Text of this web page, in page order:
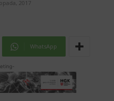
2017
WhatsApp